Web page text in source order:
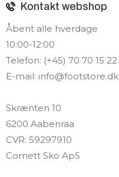
Kontakt webshop
Åbent alle hverdage
10:00-12:00
Telefon: (+45) 70 70 15 22
E-mail: info@footstore.dk
Skrænten 10
6200 Aabenraa
CVR: 59297910
Cornett Sko ApS